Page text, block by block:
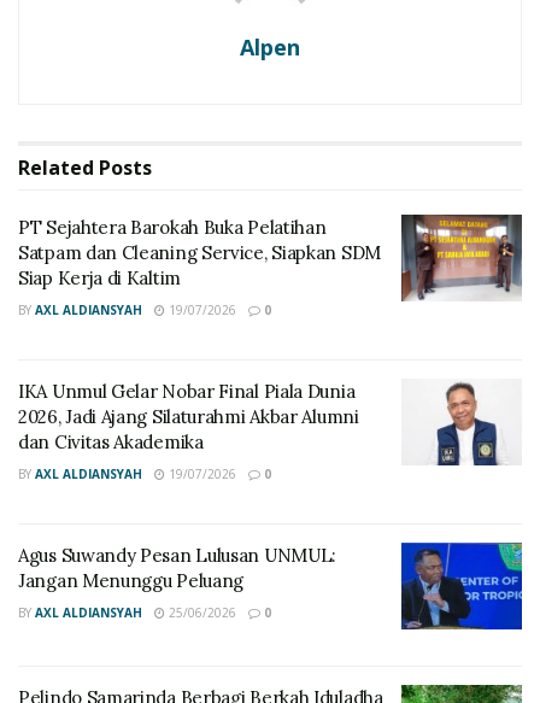
PT Sejahtera Barokah Buka Pelatihan Satpam dan
Cleaning Service, Siapkan SDM Siap Kerja di Kaltim
Akademika
Dalam sambutannya, Andi Harun menegaskan bahwa
pembangunan Kota Samarinda menuju kota yang
maju, modern, dan berkelanjutan harus ditopang oleh
pemerintahan yang memiliki integritas tinggi serta
Menurutnya, terdapat empat aspek utama yang
menjadi landasan penguatan integritas pemerintahan,
yakni sistem pemerintahan yang baik, kepemimpinan
praktik korupsi.
Ia menilai keberhasilan pemerintahan tidak hanya
Alpen
Related Posts
PT Sejahtera Barokah Buka Pelatihan
Satpam dan Cleaning Service, Siapkan SDM
Siap Kerja di Kaltim
BY AXL ALDIANSYAH 19/07/2026 0
IKA Unmul Gelar Nobar Final Piala Dunia
2026, Jadi Ajang Silaturahmi Akbar Alumni
dan Civitas Akademika
BY AXL ALDIANSYAH 19/07/2026 0
Agus Suwandy Pesan Lulusan UNMUL:
Jangan Menunggu Peluang
BY AXL ALDIANSYAH 25/06/2026 0
Pelindo Samarinda Berbagi Berkah Iduladha